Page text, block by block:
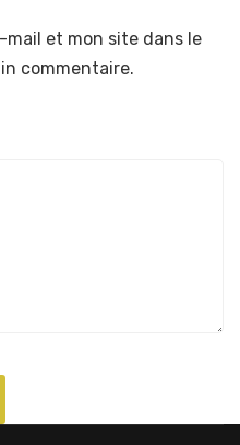
mail et mon site dans le
commentaire.